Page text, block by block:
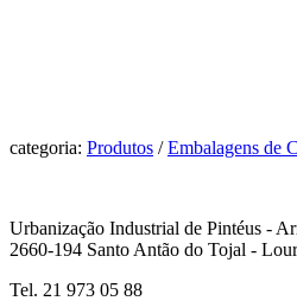
categoria: Produtos /Embalagens de
Urbanização Industrial de Pintéus -
2660-194 Santo Antão do Tojal -
Tel. 21 973 05 88